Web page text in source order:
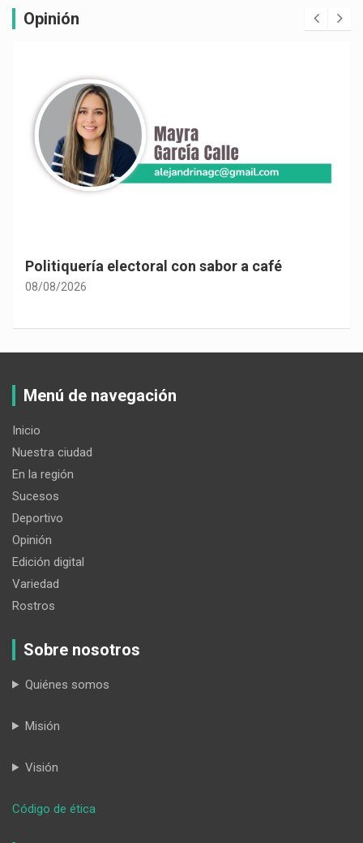
Opinión
Politiquería electoral con sabor a café
08/08/2026
Menú de navegación
Inicio
Nuestra ciudad
En la región
Sucesos
Deportivo
Opinión
Edición digital
Variedad
Rostros
Sobre nosotros
Quiénes somos
Misión
Visión
Código de ética